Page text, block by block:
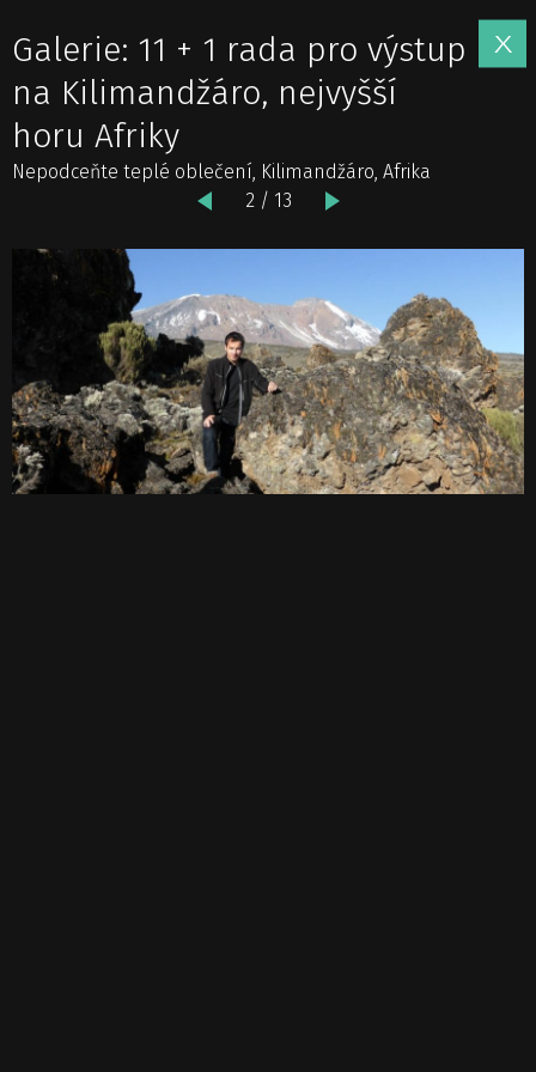
Galerie: 11 + 1 rada pro výstup
na Kilimandžáro, nejvyšší
horu Afriky
Nepodceňte teplé oblečení, Kilimandžáro, Afrika
2 / 13